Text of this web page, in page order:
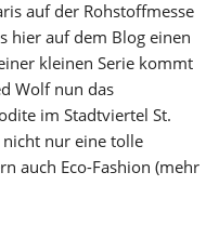
auf der Rohstoffmesse
hier auf dem Blog einen
kleinen Serie kommt
Wolf nun das
im Stadtviertel St.
nicht nur eine tolle
auch Eco-Fashion (mehr